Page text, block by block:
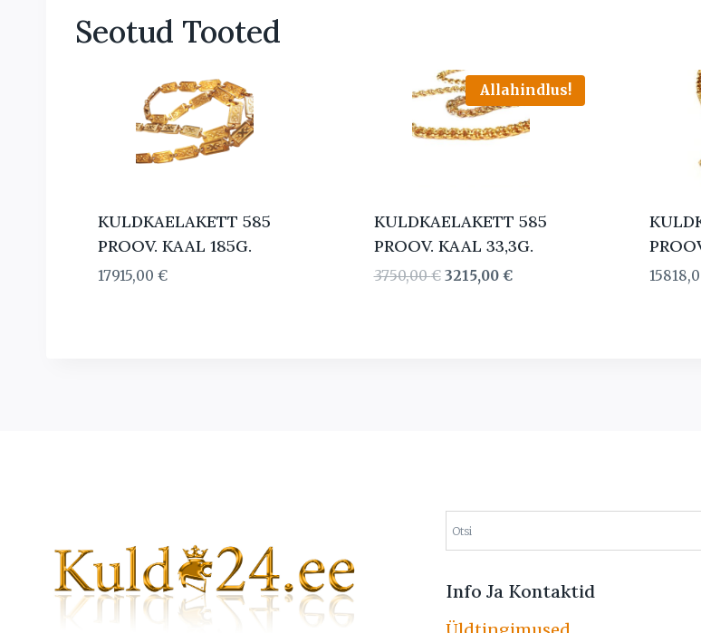
Seotud Tooted
KULDKAELAKETT 585
PROOV. KAAL 185G.
17915,00 €
Allahindlus!
KULDKAELAKETT 585
PROOV. KAAL 33,3G.
3750,00€ Algne
3215,00 €Current
Info Ja Kontaktid